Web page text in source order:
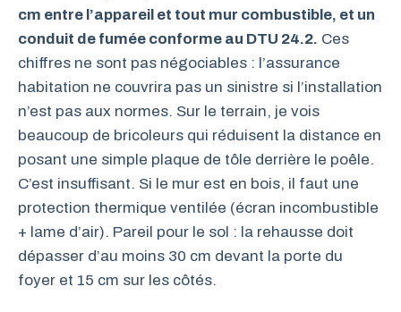
cm entre l’appareil et tout mur combustible, et un
conduit de fumée conforme au DTU 24.2. Ces
chiffres ne sont pas négociables : l’assurance
habitation ne couvrira pas un sinistre si l’installation
n’est pas aux normes. Sur le terrain, je vois
beaucoup de bricoleurs qui réduisent la distance en
posant une simple plaque de tôle derrière le poêle.
C’est insuffisant. Si le mur est en bois, il faut une
protection thermique ventilée (écran incombustible
+ lame d’air). Pareil pour le sol : la rehausse doit
dépasser d’au moins 30 cm devant la porte du
foyer et 15 cm sur les côtés.